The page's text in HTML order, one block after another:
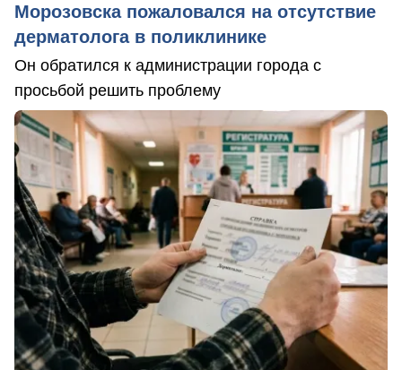
Морозовска пожаловался на отсутствие
дерматолога в поликлинике
Он обратился к администрации города с
просьбой решить проблему